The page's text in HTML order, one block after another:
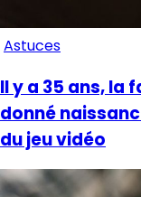
Astuces
Il y a 35 ans, la
donné
du jeu vidéo